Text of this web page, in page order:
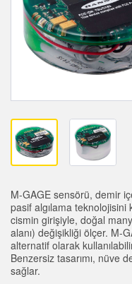
SENSÖRLER
Fotoelektrik Sensörler
Lazer Mesafe Ölçümü
Radar Sensörler
Ultrasonik Sensörler
Fiber Optik Amfiler
Fiber Optics
Slot, Label, and Area
İşaret Benekçiği
Call for Parts, Service, or
Condition Monitoring for
Maintenance
Leading Edge Detection
Machine Monitoring/
Overall Equipment
Remote Monitoring
Tank Seviyesi İzleme
Factory Communication
M-GAGE sensörü, demir
pasif algılama teknolojisini
cismin girişiyle, doğal
alanı) değişikliği ölçer. M-
alternatif olarak
Benzersiz tasarımı, nüve
sağlar.